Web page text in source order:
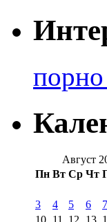
порно
Август
Пн Вт Ср Чт
3
4 5 6 7
10 11 12 13